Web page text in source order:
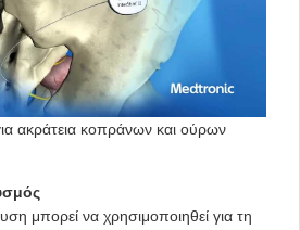
ακράτεια κοπράνων και ούρων
μπορεί να χρησιμοποιηθεί για τη